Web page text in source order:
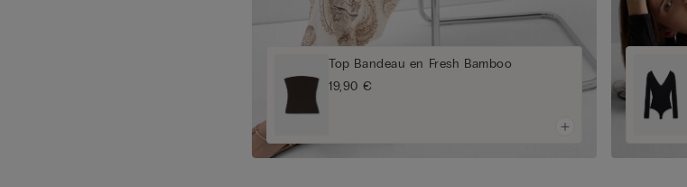
Top Bandeau en Fresh Bamboo
19,90 €